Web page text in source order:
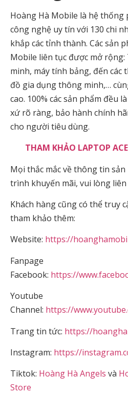
Hoàng Hà Mobile là hệ thống
công nghệ uy tín với 130 chi
khắp các tỉnh thành. Các sản
Mobile liên tục được mở
minh, máy tính bảng, đến các
đồ gia dụng thông minh,…
cao. 100% các sản phẩm đều
xứ rõ ràng, bảo hành chính
cho người tiêu dùng.
THAM KHẢO LAPTOP
Mọi thắc mắc về thông tin
trình khuyến mãi, vui lòng liên
Khách hàng cũng có thể truy
tham khảo thêm:
Website: https://
Fanpage
Facebook: https://
Youtube
Channel: https://
Trang tin tức: https://
Instagram: https://
Tiktok: Hoàng Hà Angels và
Store